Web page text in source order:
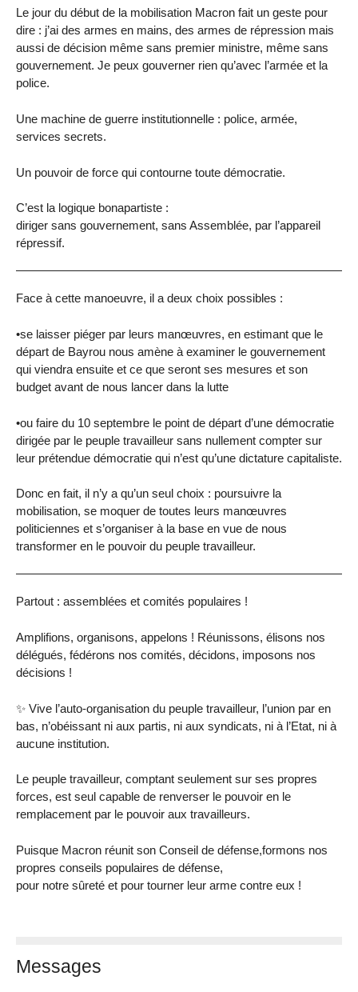
Le jour du début de la mobilisation Macron fait un geste pour
dire : j’ai des armes en mains, des armes de répression mais
aussi de décision même sans premier ministre, même sans
gouvernement. Je peux gouverner rien qu’avec l’armée et la
police.
Une machine de guerre institutionnelle : police, armée,
services secrets.
Un pouvoir de force qui contourne toute démocratie.
C’est la logique bonapartiste :
diriger sans gouvernement, sans Assemblée, par l’appareil
répressif.
Face à cette manoeuvre, il a deux choix possibles :
•se laisser piéger par leurs manœuvres, en estimant que le
départ de Bayrou nous amène à examiner le gouvernement
qui viendra ensuite et ce que seront ses mesures et son
budget avant de nous lancer dans la lutte
•ou faire du 10 septembre le point de départ d’une démocratie
dirigée par le peuple travailleur sans nullement compter sur
leur prétendue démocratie qui n’est qu’une dictature capitaliste.
Donc en fait, il n’y a qu’un seul choix : poursuivre la
mobilisation, se moquer de toutes leurs manœuvres
politiciennes et s’organiser à la base en vue de nous
transformer en le pouvoir du peuple travailleur.
Partout : assemblées et comités populaires !
Amplifions, organisons, appelons ! Réunissons, élisons nos
délégués, fédérons nos comités, décidons, imposons nos
décisions !
✨ Vive l’auto-organisation du peuple travailleur, l’union par en
bas, n’obéissant ni aux partis, ni aux syndicats, ni à l’Etat, ni à
aucune institution.
Le peuple travailleur, comptant seulement sur ses propres
forces, est seul capable de renverser le pouvoir en le
remplacement par le pouvoir aux travailleurs.
Puisque Macron réunit son Conseil de défense,formons nos
propres conseils populaires de défense,
pour notre sûreté et pour tourner leur arme contre eux !
Messages